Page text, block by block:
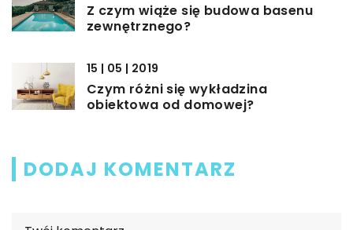
Z czym wiąże się budowa basenu
zewnętrznego?
15 | 05 | 2019
Czym różni się wykładzina
obiektowa od domowej?
DODAJ KOMENTARZ